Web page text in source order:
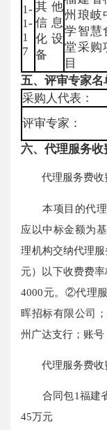
1-
1-
1
7
其他
信息
化设
备
州琅岐
学智慧
堂采购
目
五、评审专家名
采购人代表：
评审专家：
六、代理服务收
代理服务费收
本项目的代理
应以中标金额为
理机构交纳代理
元）以下收费费
4000元。②代理
晖招标有限公司
州广达支行；账号
代理服务费收
合同包1福建省
45万元